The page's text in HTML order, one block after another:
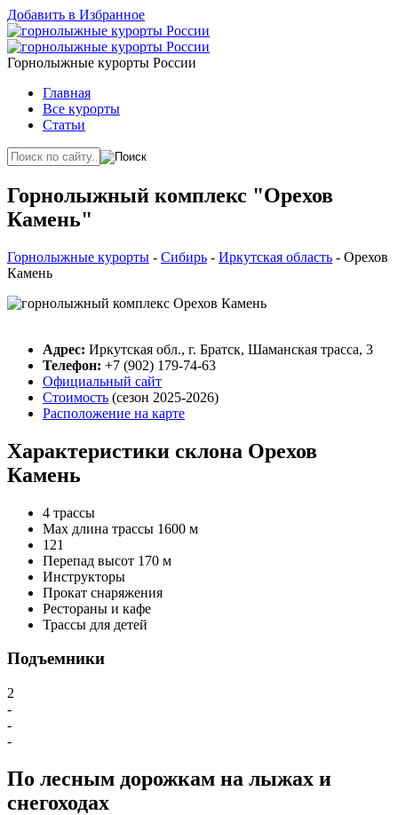
Добавить в Избранное
Горнолыжные курорты России
Главная
Все курорты
Статьи
Горнолыжный комплекс "Орехов
Камень"
Горнолыжные курорты - Сибирь - Иркутская область - Орехов
Камень
Адрес: Иркутская обл., г. Братск, Шаманская трасса, 3
Телефон: +7 (902) 179-74-63
Официальный сайт
Стоимость (сезон 2025-2026)
Расположение на карте
Характеристики склона Орехов
Камень
4 трассы
Max длина трассы 1600 м
1 21
Перепад высот 170 м
Инструкторы
Прокат снаряжения
Рестораны и кафе
Трассы для детей
Подъемники
2
-
-
-
По лесным дорожкам на лыжах и
снегоходах